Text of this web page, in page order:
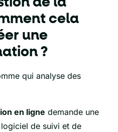
cela
une
?
en ligne demande une
de suivi et de